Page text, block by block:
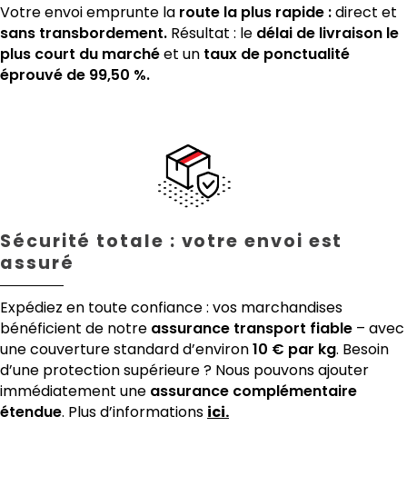
Votre envoi emprunte la route la plus rapide :direct et
sans transbordement. Résultat : le délai de livraison le
plus court du marchéet un taux de ponctualité
éprouvé de 99,50 %.
Sécurité totale : votre envoi est
assuré
Expédiez en toute confiance : vos marchandises
bénéficient de notre assurance transport fiable – avec
une couverture standard d’environ10 € par kg. Besoin
d’une protection supérieure ? Nous pouvons ajouter
immédiatement une assurance complémentaire
étendue. Plus d’informations ici.